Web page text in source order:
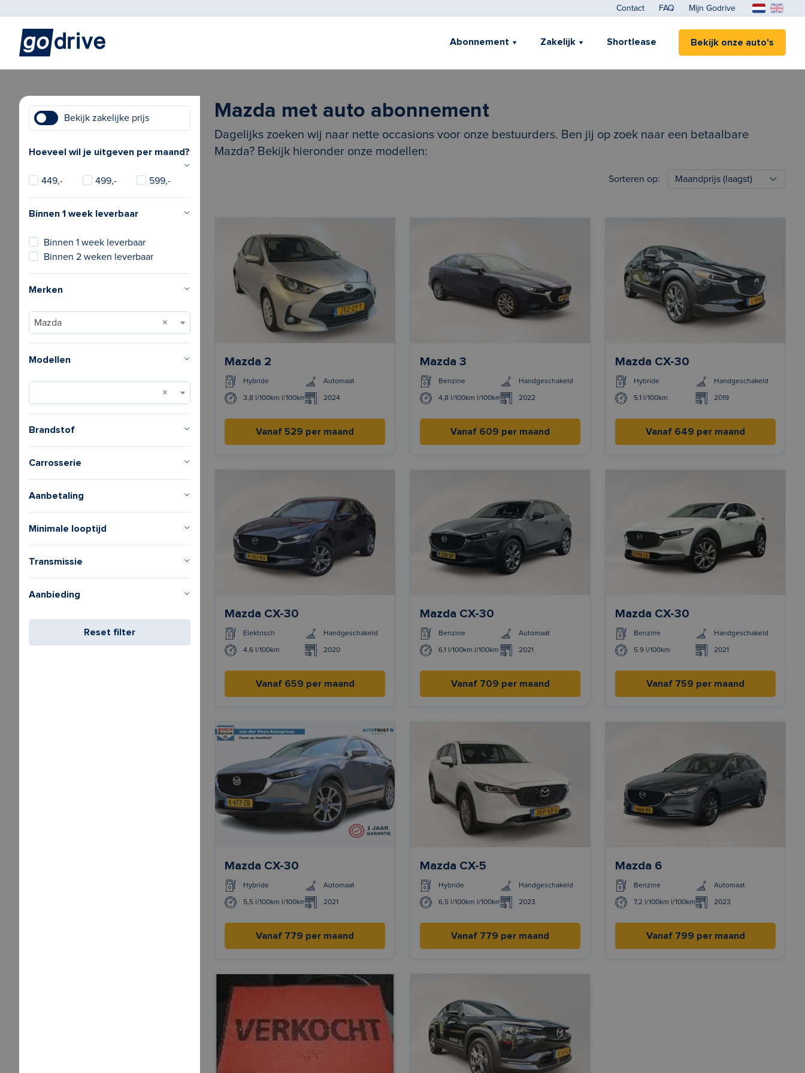
Contact FAQ Mijn Godrive
Abonnement Zakelijk Shortlease Bekijk onze auto's
Bekijk zakelijke prijs
Hoeveel wil je uitgeven per maand?
449,- 499,- 599,-
Binnen 1 week leverbaar
Binnen 1 week leverbaar
Binnen 2 weken leverbaar
Merken
Mazda
Modellen
Brandstof
Carrosserie
Aanbetaling
Minimale looptijd
Transmissie
Aanbieding
Reset filter
Mazda met auto abonnement
Dagelijks zoeken wij naar nette occasions voor onze bestuurders. Ben jij op zoek naar een betaalbare
Mazda? Bekijk hieronder onze modellen:
Sorteren op:
Mazda 2
Hybride Automaat
3,8 l/100km l/100km 2024
Vanaf 529 per maand
Mazda 3
Benzine Handgeschakeld
4,8 l/100km l/100km 2022
Vanaf 609 per maand
Mazda CX-30
Hybride Handgeschakeld
5.1 l/100km 2019
Vanaf 649 per maand
Mazda CX-30
Elektrisch Handgeschakeld
4.6 l/100km 2020
Vanaf 659 per maand
Mazda CX-30
Benzine Automaat
6,1 l/100km l/100km 2021
Vanaf 709 per maand
Mazda CX-30
Benzine Handgeschakeld
5.9 l/100km 2021
Vanaf 759 per maand
Mazda CX-30
Hybride Automaat
5,5 l/100km l/100km 2021
Vanaf 779 per maand
Mazda CX-5
Hybride Handgeschakeld
6,5 l/100km l/100km 2023
Vanaf 779 per maand
Mazda 6
Benzine Automaat
7,2 l/100km l/100km 2023
Vanaf 799 per maand